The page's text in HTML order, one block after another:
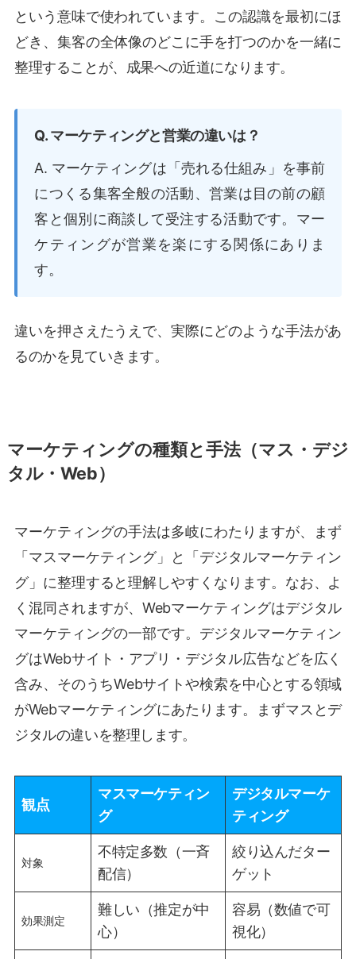
という意味で使われています。この認識を最初にほ
どき、集客の全体像のどこに手を打つのかを一緒に
整理することが、成果への近道になります。
Q. マーケティングと営業の違いは？
A. マーケティングは「売れる仕組み」を事前
につくる集客全般の活動、営業は目の前の顧
客と個別に商談して受注する活動です。マー
ケティングが営業を楽にする関係にありま
す。
違いを押さえたうえで、実際にどのような手法があ
るのかを見ていきます。
マーケティングの種類と手法（マス・デジ
タル・Web）
マーケティングの手法は多岐にわたりますが、まず
「マスマーケティング」と「デジタルマーケティン
グ」に整理すると理解しやすくなります。なお、よ
く混同されますが、Webマーケティングはデジタル
マーケティングの一部です。デジタルマーケティン
グはWebサイト・アプリ・デジタル広告などを広く
含み、そのうちWebサイトや検索を中心とする領域
がWebマーケティングにあたります。まずマスとデ
ジタルの違いを整理します。
観点
マスマーケティン
グ
デジタルマーケ
ティング
対象
不特定多数（一斉
配信）
絞り込んだター
ゲット
効果測定
難しい（推定が中
心）
容易（数値で可
視化）